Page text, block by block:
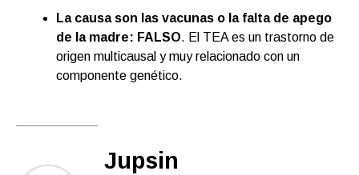
La causa son las vacunas o la falta de apego
de la madre: FALSO. El TEA es un trastorno de
origen multicausal y muy relacionado con un
componente genético.
Jupsin